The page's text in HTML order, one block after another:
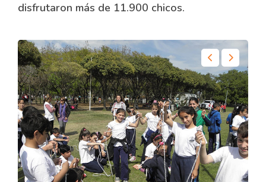
disfrutaron más de 11.900 chicos.